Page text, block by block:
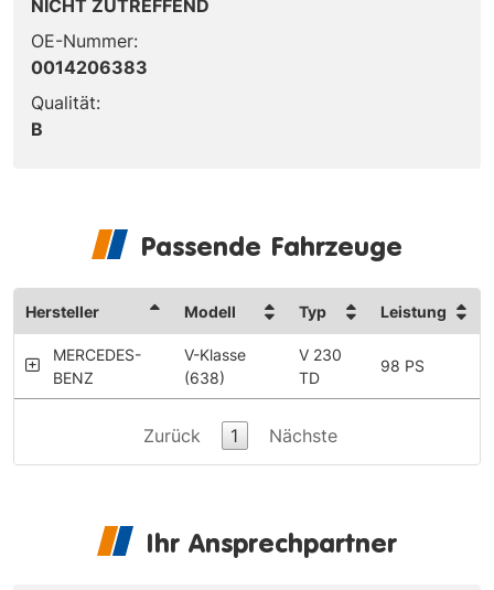
NICHT ZUTREFFEND
OE-Nummer:
0014206383
Qualität:
B
Passende Fahrzeuge
Hersteller Modell Typ Leistung
MERCEDES-
BENZ
V-Klasse
(638)
V 230
TD
98 PS
Zurück 1 Nächste
Ihr Ansprechpartner